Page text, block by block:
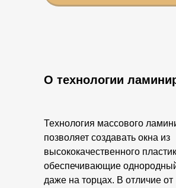
О технологии
Технология массового
позволяет создавать окна из
высококачественного
обеспечивающие
даже на торцах. В отличие от